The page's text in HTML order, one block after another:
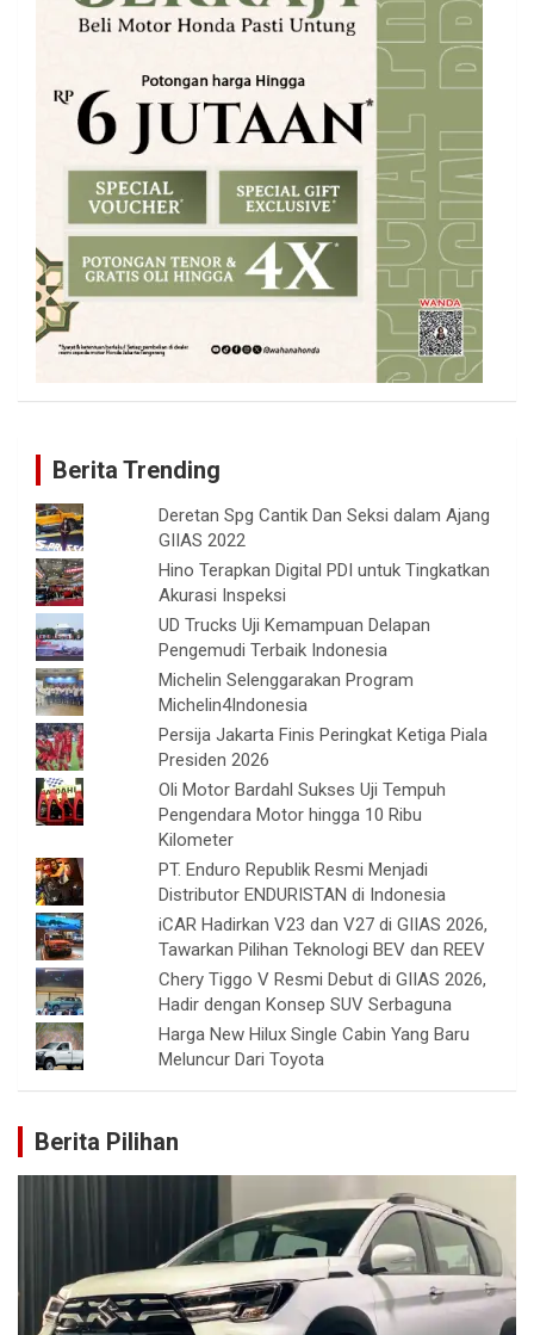
Berita Trending
Deretan Spg Cantik Dan Seksi dalam Ajang
GIIAS 2022
Hino Terapkan Digital PDI untuk Tingkatkan
Akurasi Inspeksi
UD Trucks Uji Kemampuan Delapan
Pengemudi Terbaik Indonesia
Michelin Selenggarakan Program
Michelin4Indonesia
Persija Jakarta Finis Peringkat Ketiga Piala
Presiden 2026
Oli Motor Bardahl Sukses Uji Tempuh
Pengendara Motor hingga 10 Ribu
Kilometer
PT. Enduro Republik Resmi Menjadi
Distributor ENDURISTAN di Indonesia
iCAR Hadirkan V23 dan V27 di GIIAS 2026,
Tawarkan Pilihan Teknologi BEV dan REEV
Chery Tiggo V Resmi Debut di GIIAS 2026,
Hadir dengan Konsep SUV Serbaguna
Harga New Hilux Single Cabin Yang Baru
Meluncur Dari Toyota
Berita Pilihan